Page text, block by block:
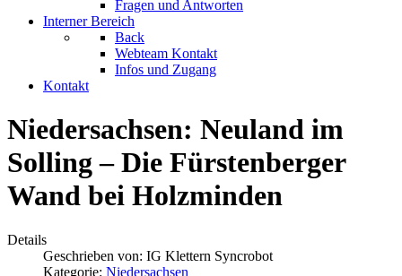
Fragen und Antworten
Interner Bereich
Back
Webteam Kontakt
Infos und Zugang
Kontakt
Niedersachsen: Neuland im
Solling – Die Fürstenberger
Wand bei Holzminden
Details
Geschrieben von: IG Klettern Syncrobot
Kategorie: Niedersachsen